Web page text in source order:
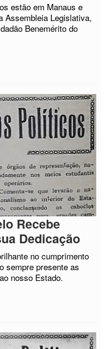
estão em Manaus e
Assembleia Legislativa,
Benemérito do
Recebe
Dedicação
no cumprimento
sempre presente as
nosso Estado.